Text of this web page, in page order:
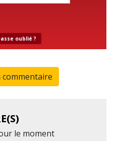
oublié ?
le moment